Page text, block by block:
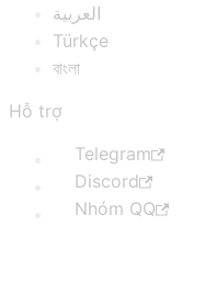
العربية
Türkçe
বাংলা
Hỗ trợ
Telegram
Discord
Nhóm QQ